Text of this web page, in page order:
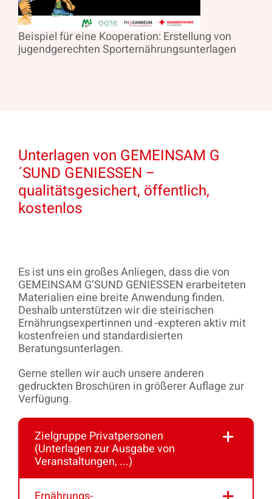
Beispiel für eine Kooperation: Erstellung von
jugendgerechten Sporternährungsunterlagen
Unterlagen von GEMEINSAM G
´SUND GENIESSEN –
qualitätsgesichert, öffentlich,
kostenlos
Es ist uns ein großes Anliegen, dass die von
GEMEINSAM G’SUND GENIESSEN erarbeiteten
Materialien eine breite Anwendung finden.
Deshalb unterstützen wir die steirischen
Ernährungsexpertinnen und -expteren aktiv mit
kostenfreien und standardisierten
Beratungsunterlagen.
Gerne stellen wir auch unsere anderen
gedruckten Broschüren in größerer Auflage zur
Verfügung.
Zielgruppe Privatpersonen
(Unterlagen zur Ausgabe von
Veranstaltungen, ...)